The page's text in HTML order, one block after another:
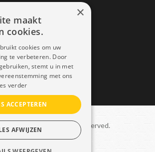
1750 Lennik
0497452898
info@dais.be
© 2021 Dais. All rights reserved.
Sitemap–GDPR
×
maakt
cookies.
cookies om uw
te verbeteren. Door
stemt u in met
met ons
verder
ACCEPTEREN
AFWIJZEN